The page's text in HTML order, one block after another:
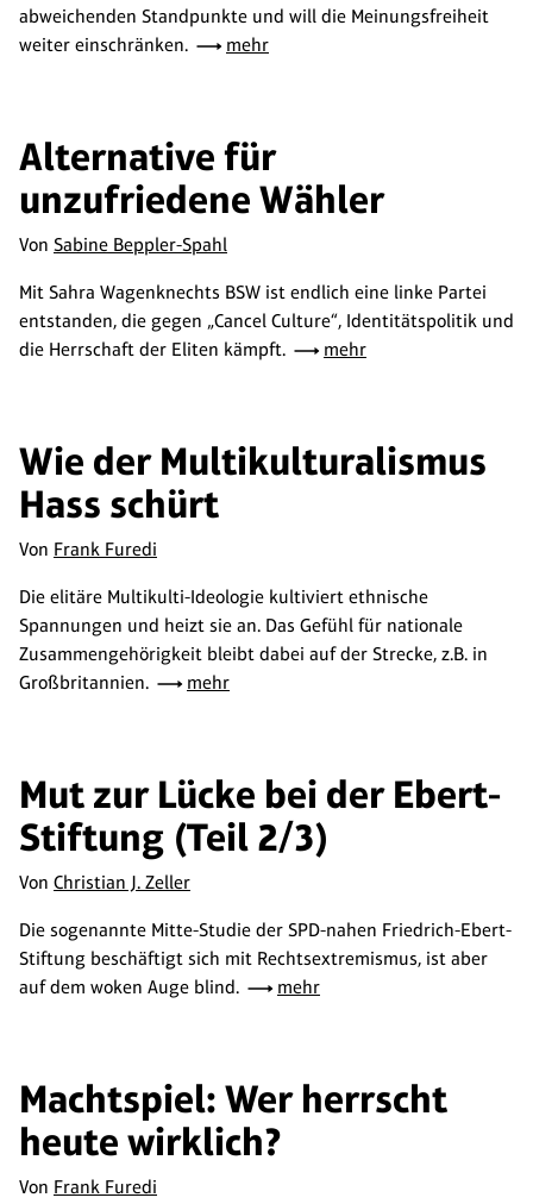
abweichenden Standpunkte und will die Meinungsfreiheit
weiter einschränken.
mehr
Alternative für
unzufriedene Wähler
Von Sabine Beppler-Spahl
Mit Sahra Wagenknechts BSW ist endlich eine linke Partei
entstanden, die gegen „Cancel Culture“, Identitätspolitik und
die Herrschaft der Eliten kämpft.
mehr
Wie der Multikulturalismus
Hass schürt
Von Frank Furedi
Die elitäre Multikulti-Ideologie kultiviert ethnische
Spannungen und heizt sie an. Das Gefühl für nationale
Zusammengehörigkeit bleibt dabei auf der Strecke, z.B. in
Großbritannien.
mehr
Mut zur Lücke bei der Ebert-
Stiftung (Teil 2/3)
Von Christian J. Zeller
Die sogenannte Mitte-Studie der SPD-nahen Friedrich-Ebert-
Stiftung beschäftigt sich mit Rechtsextremismus, ist aber
auf dem woken Auge blind.
mehr
Machtspiel: Wer herrscht
heute wirklich?
Von Frank Furedi